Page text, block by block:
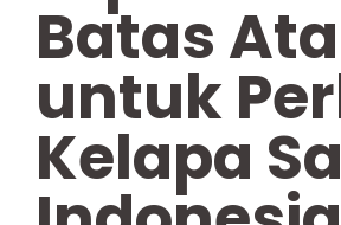
Batas
untuk
Kelapa